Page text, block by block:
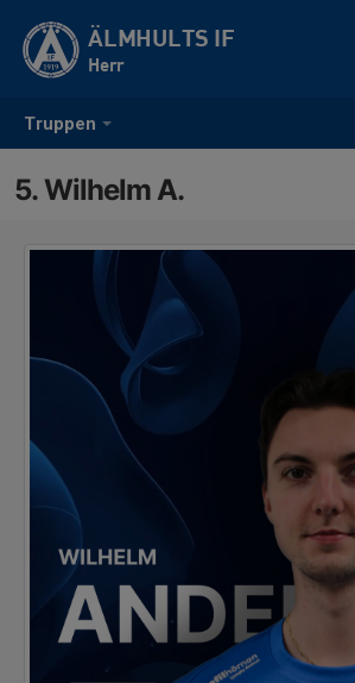
Truppen
ÄLMHULTS IF
Herr
5. Wilhelm A.